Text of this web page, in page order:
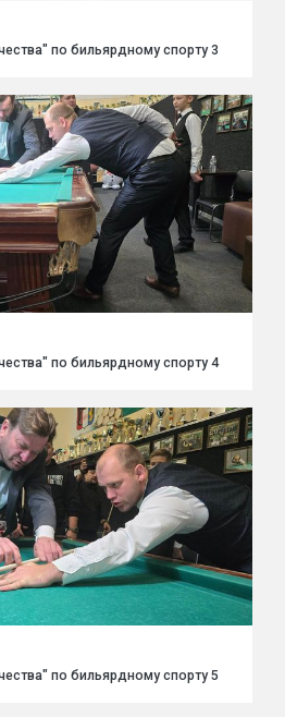
по бильярдному спорту 3
по бильярдному спорту 4
по бильярдному спорту 5